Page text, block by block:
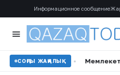
Информационное сообщение
СОҢҒЫ ЖАҢАЛЫҚ
• Мемлекет басшысы